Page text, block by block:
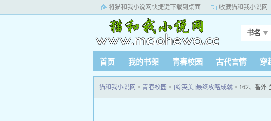
将猫和我小说网快捷键下载到桌面 收藏猫和我小说网
书名
首页 我的书架 青春校园 古代言情 穿
猫和我小说网 > 青春校园 > [综英美]最终攻略成就 > 162、番外